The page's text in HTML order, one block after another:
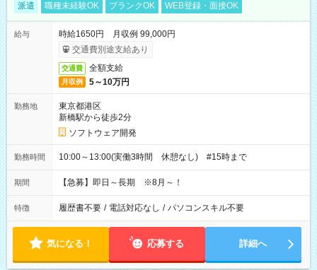
派遣 職種未経験OK ブランクOK WEB登録・面接OK
給与
時給1650円 月収例 99,000円
交通費別途支給あり
交通費 全額支給
月収例 5～10万円
勤務地
東京都港区
新橋駅から徒歩2分
ソフトウェア開発
勤務時間 10:00～13:00(実働3時間 休憩なし) #15時まで
期間 【急募】即日～長期 ※8月～！
特徴 履歴書不要 / 電話対応なし / パソコンスキル不要
気になる！ 応募する 詳細へ